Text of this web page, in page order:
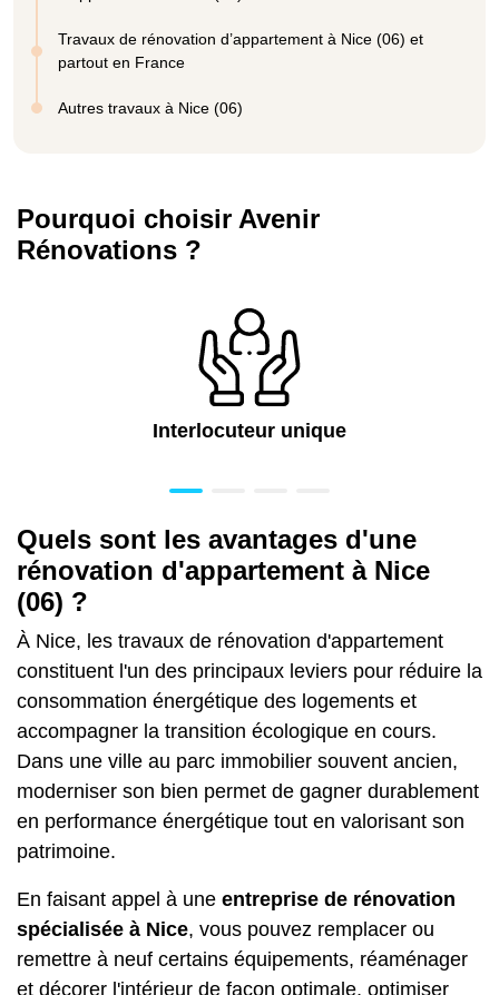
Travaux de rénovation d’appartement à Nice (06) et
partout en France
Autres travaux à Nice (06)
Pourquoi choisir Avenir
Rénovations ?
Interlocuteur unique
Quels sont les avantages d'une
rénovation d'appartement à Nice
(06) ?
À Nice, les travaux de rénovation d'appartement
constituent l'un des principaux leviers pour réduire la
consommation énergétique des logements et
accompagner la transition écologique en cours.
Dans une ville au parc immobilier souvent ancien,
moderniser son bien permet de gagner durablement
en performance énergétique tout en valorisant son
patrimoine.
En faisant appel à une entreprise de rénovation
spécialisée à Nice, vous pouvez remplacer ou
remettre à neuf certains équipements, réaménager
et décorer l'intérieur de façon optimale, optimiser